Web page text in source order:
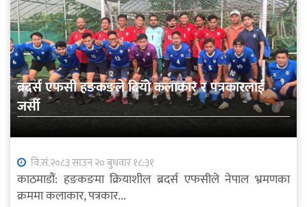
ब्रदर्स एफसी हङकङले दियो कलाकार र पत्रकारलाई
जर्सी
वि.सं.२०८३ साउन २० बुधवार १८:३१
काठमाडौं: हङकङमा क्रियाशील ब्रदर्स एफसीले नेपाल भ्रमणका
क्रममा कलाकार, पत्रकार...